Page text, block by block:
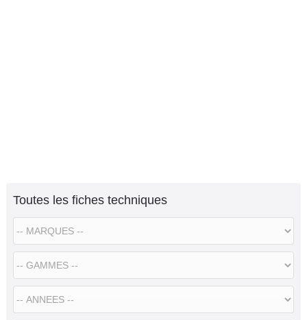
Toutes les fiches techniques